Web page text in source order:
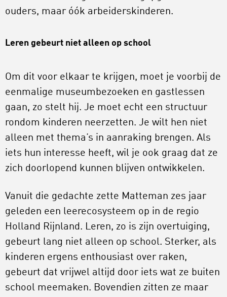
ouders, maar óók arbeiderskinderen.
Leren gebeurt niet alleen op school
Om dit voor elkaar te krijgen, moet je voorbij de
eenmalige museumbezoeken en gastlessen
gaan, zo stelt hij. Je moet echt een structuur
rondom kinderen neerzetten. Je wilt hen niet
alleen met thema’s in aanraking brengen. Als
iets hun interesse heeft, wil je ook graag dat ze
zich doorlopend kunnen blijven ontwikkelen.
Vanuit die gedachte zette Matteman zes jaar
geleden een leerecosysteem op in de regio
Holland Rijnland. Leren, zo is zijn overtuiging,
gebeurt lang niet alleen op school. Sterker, als
kinderen ergens enthousiast over raken,
gebeurt dat vrijwel altijd door iets wat ze buiten
school meemaken. Bovendien zitten ze maar